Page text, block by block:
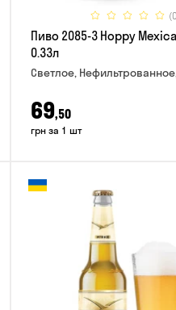
Пиво 2085-3 Hoppy
0.33л
Светлое,
69,50
грн за 1 шт